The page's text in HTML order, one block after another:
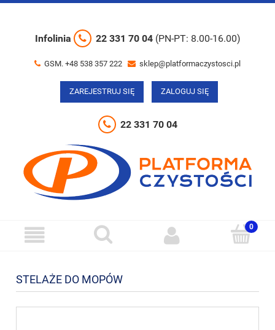
Infolinia 22 331 70 04 (PN-PT: 8.00-16.00)
GSM. +48 538 357 222 sklep@platformaczystosci.pl
ZAREJESTRUJ SIĘ ZALOGUJ SIĘ
22 331 70 04
STELAŻE DO MOPÓW